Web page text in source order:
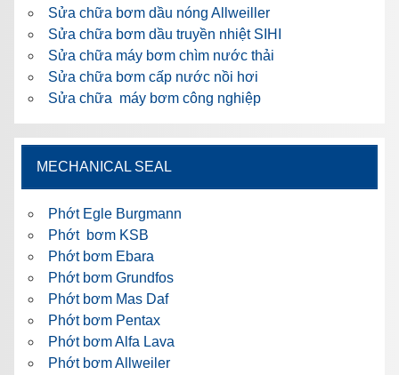
Sửa chữa bơm dầu nóng Allweiller
Sửa chữa bơm dầu truyền nhiệt SIHI
Sửa chữa máy bơm chìm nước thải
Sửa chữa bơm cấp nước nồi hơi
Sửa chữa máy bơm công nghiệp
MECHANICAL SEAL
Phớt Egle Burgmann
Phớt bơm KSB
Phớt bơm Ebara
Phớt bơm Grundfos
Phớt bơm Mas Daf
Phớt bơm Pentax
Phớt bơm Alfa Lava
Phớt bơm Allweiler